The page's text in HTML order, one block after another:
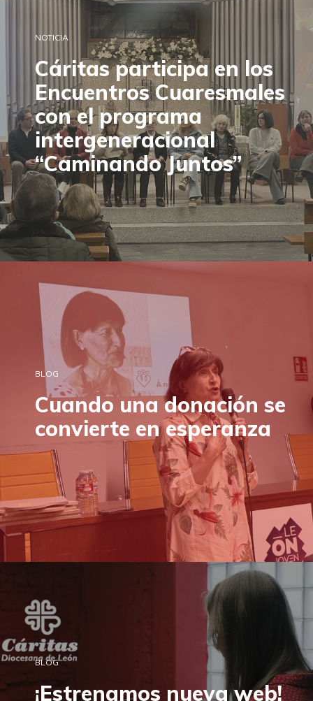
NOTICIA
Cáritas participa en los
Encuentros Cuaresmales
con el programa
intergeneracional
“Caminando Juntos”
BLOG
Cuando una donación se
convierte en esperanza
BLOG
¡Estrenamos nueva web!